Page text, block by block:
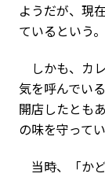
ようだが、現
ているという。
しかも、カ
気を呼んでい
開店したとも
の味を守って
当時、「か